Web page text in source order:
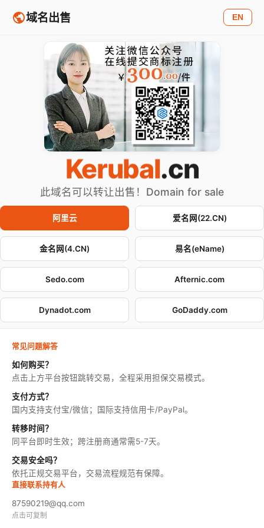
域名出售 EN
Kerubal.cn
此域名可以转让出售！Domain for sale
阿里云 爱名网(22.CN)
金名网(4.CN) 易名(eName)
Sedo.com Afternic.com
Dynadot.com GoDaddy.com
常见问题解答
如何购买？
点击上方平台按钮跳转交易，全程采用担保交易模式。
支付方式？
国内支持支付宝/微信；国际支持信用卡/PayPal。
转移时间？
同平台即时生效；跨注册商通常需5-7天。
交易安全吗？
依托正规交易平台，交易流程规范有保障。
直接联系持有人
87590219@qq.com
点击可复制